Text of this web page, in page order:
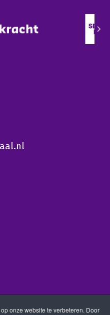
onze website te verbeteren. Door